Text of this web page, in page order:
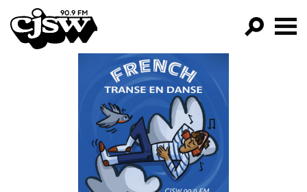
CJSW
PROGRAMS
EPISODES
NEWS